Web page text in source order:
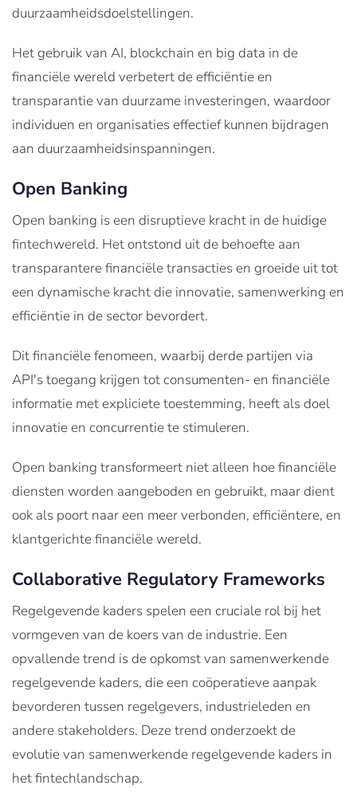
duurzaamheidsdoelstellingen.
Het gebruik van AI, blockchain en big data in de
financiële wereld verbetert de efficiëntie en
transparantie van duurzame investeringen, waardoor
individuen en organisaties effectief kunnen bijdragen
aan duurzaamheidsinspanningen.
Open Banking
Open banking is een disruptieve kracht in de huidige
fintechwereld. Het ontstond uit de behoefte aan
transparantere financiële transacties en groeide uit tot
een dynamische kracht die innovatie, samenwerking en
efficiëntie in de sector bevordert.
Dit financiële fenomeen, waarbij derde partijen via
API's toegang krijgen tot consumenten- en financiële
informatie met expliciete toestemming, heeft als doel
innovatie en concurrentie te stimuleren.
Open banking transformeert niet alleen hoe financiële
diensten worden aangeboden en gebruikt, maar dient
ook als poort naar een meer verbonden, efficiëntere, en
klantgerichte financiële wereld.
Collaborative Regulatory Frameworks
Regelgevende kaders spelen een cruciale rol bij het
vormgeven van de koers van de industrie. Een
opvallende trend is de opkomst van samenwerkende
regelgevende kaders, die een coöperatieve aanpak
bevorderen tussen regelgevers, industrieleden en
andere stakeholders. Deze trend onderzoekt de
evolutie van samenwerkende regelgevende kaders in
het fintechlandschap.